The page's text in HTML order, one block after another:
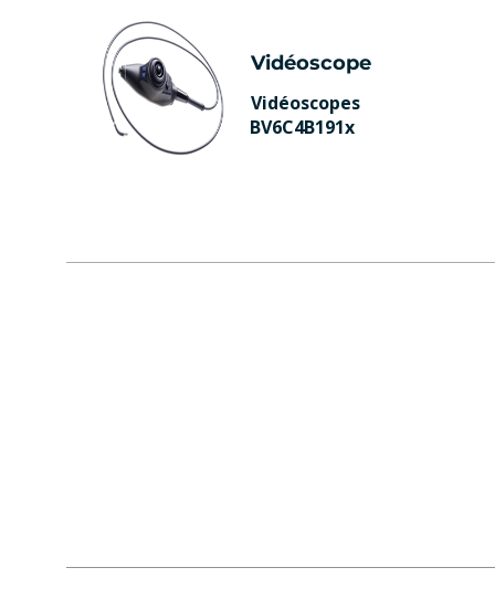
Vidéoscope
Vidéoscopes
BV6C4B191x